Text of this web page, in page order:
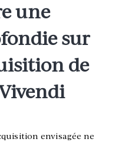
une
sur
de
envisagée ne